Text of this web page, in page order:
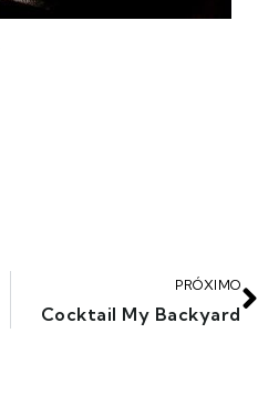
PRÓXIMO
Cocktail My Backyard